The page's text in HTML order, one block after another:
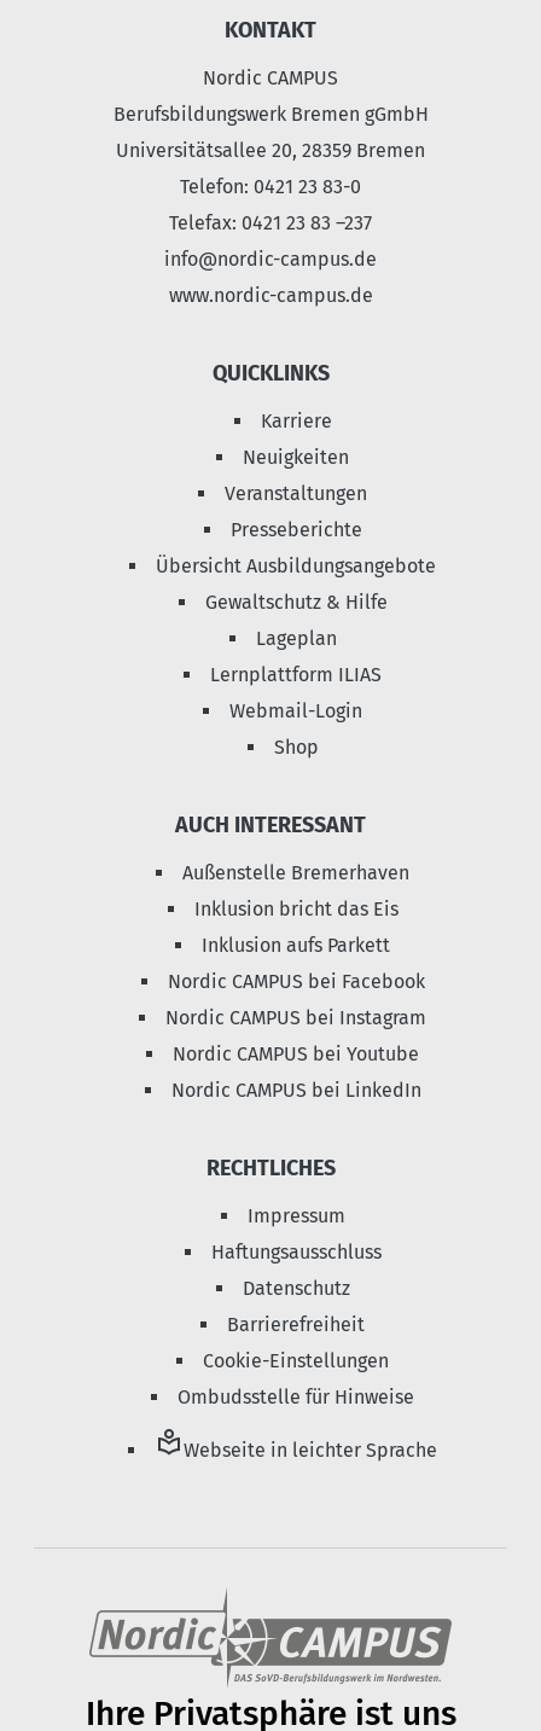
KONTAKT
Nordic CAMPUS
Berufsbildungswerk Bremen gGmbH
Universitätsallee 20, 28359 Bremen
Telefon: 0421 23 83-0
Telefax: 0421 23 83 –237
info@nordic-campus.de
www.nordic-campus.de
QUICKLINKS
Karriere
Neuigkeiten
Veranstaltungen
Presseberichte
Übersicht Ausbildungsangebote
Gewaltschutz & Hilfe
Lageplan
Lernplattform ILIAS
Webmail-Login
Shop
AUCH INTERESSANT
Außenstelle Bremerhaven
Inklusion bricht das Eis
Inklusion aufs Parkett
Nordic CAMPUS bei Facebook
Nordic CAMPUS bei Instagram
Nordic CAMPUS bei Youtube
Nordic CAMPUS bei LinkedIn
RECHTLICHES
Impressum
Haftungsausschluss
Datenschutz
Barrierefreiheit
Cookie-Einstellungen
Ombudsstelle für Hinweise
local_libraryWebseite in leichter Sprache
Ihre Privats­phäre ist uns